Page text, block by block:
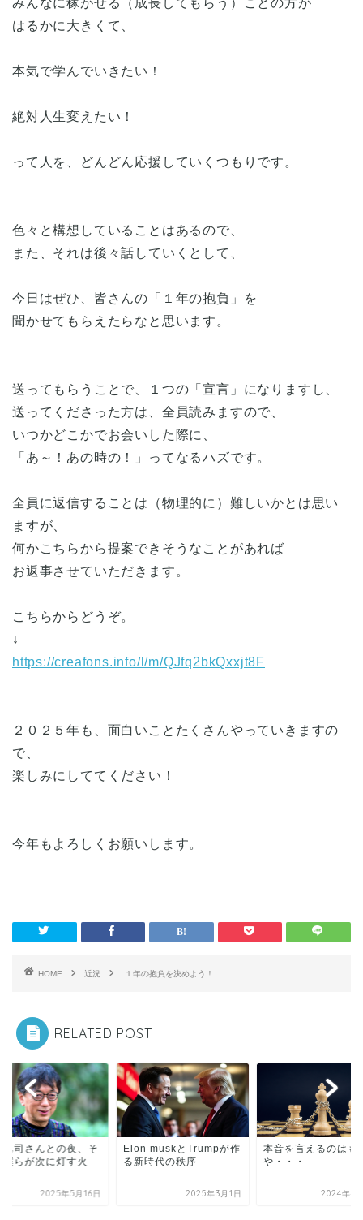
はるかに大きくて、
本気で学んでいきたい！
絶対人生変えたい！
って人を、どんどん応援していくつもりです。
色々と構想していることはあるので、
また、それは後々話していくとして、
今日はぜひ、皆さんの「１年の抱負」を
聞かせてもらえたらなと思います。
送ってもらうことで、１つの「宣言」になりますし、
送ってくださった方は、全員読みますので、
いつかどこかでお会いした際に、
「あ～！あの時の！」ってなるハズです。
全員に返信することは（物理的に）難しいかとは思い
ますが、
何かこちらから提案できそうなことがあれば
お返事させていただきます。
こちらからどうぞ。
↓
https://creafons.info/l/m/QJfq2bkQxxjt8F
２０２５年も、面白いことたくさんやっていきますの
で、
楽しみにしててください！
今年もよろしくお願いします。
HOME 近況 １年の抱負を決めよう！
RELATED POST
真司さんとの夜、そ
僕らが次に灯す火
2025年5月16日
Elon muskとTrumpが作
る新時代の秩序
2025年3月1日
本音を言えるのはも
や・・・
2024年4